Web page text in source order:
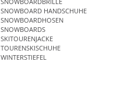
SNOWBOARD HANDSCHUHE
SNOWBOARDHOSEN
SNOWBOARDS
SKITOURENJACKE
TOURENSKISCHUHE
WINTERSTIEFEL